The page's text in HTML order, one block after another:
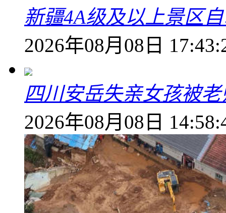
新疆4A级及以上景区
2026年08月08日
四川安岳失亲女孩被
2026年08月08日